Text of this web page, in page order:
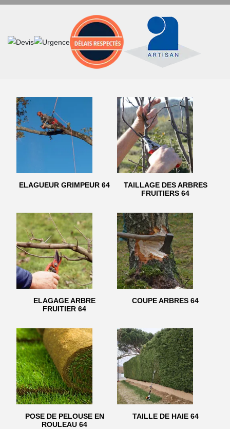
ELAGUEUR GRIMPEUR 64
TAILLAGE DES ARBRES
FRUITIERS 64
ELAGAGE ARBRE
FRUITIER 64
COUPE ARBRES 64
POSE DE PELOUSE EN
ROULEAU 64
TAILLE DE HAIE 64